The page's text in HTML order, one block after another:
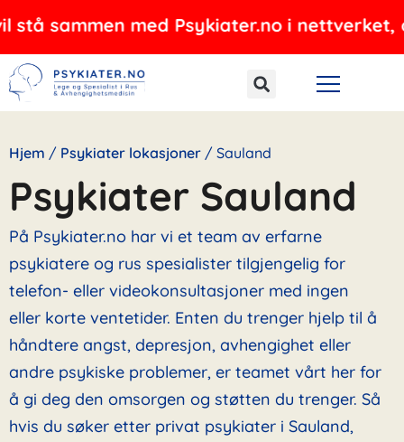
Hopp
til
innholdet
med Psykiater.no i nettverket, og
Hjem / Psykiater lokasjoner / Sauland
Psykiater Sauland
På Psykiater.no har vi et team av erfarne
psykiatere og rus spesialister tilgjengelig for
telefon- eller videokonsultasjoner med ingen
eller korte ventetider. Enten du trenger hjelp til å
håndtere angst, depresjon, avhengighet eller
andre psykiske problemer, er teamet vårt her for
å gi deg den omsorgen og støtten du trenger. Så
hvis du søker etter privat psykiater i Sauland,